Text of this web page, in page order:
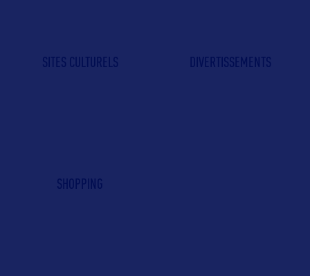
SITES CULTURELS DIVERTISSEMENTS
SHOPPING